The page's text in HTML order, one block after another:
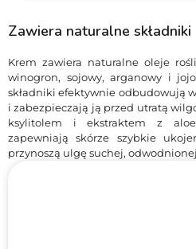
Zawiera naturalne składniki
Krem zawiera naturalne oleje
winogron, sojowy, arganowy i
składniki efektywnie odbudowują
i zabezpieczają ją przed utratą
ksylitolem i ekstraktem z
zapewniają skórze szybkie
przynoszą ulgę suchej,